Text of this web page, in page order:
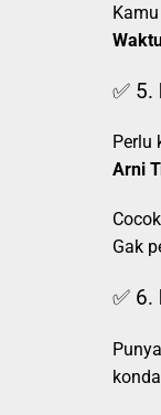
✅ 5.
Perlu
Arni
Gak
✅ 6.